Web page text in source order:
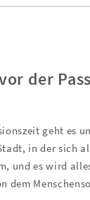
der
geht es
in der sich
und es wird
dem